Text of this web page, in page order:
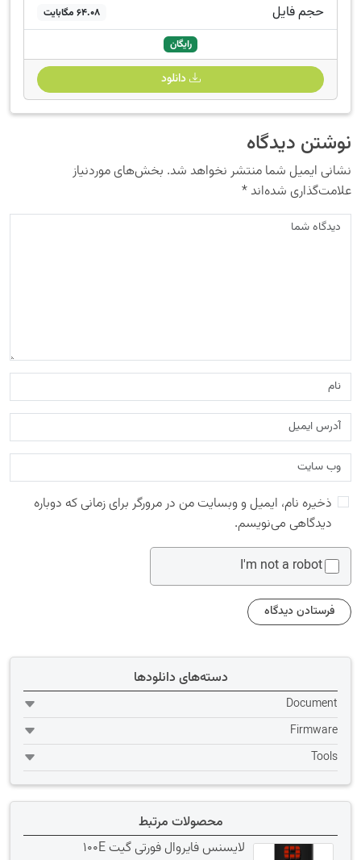
حجم فایل 64.08 مگابایت
رایگان
دانلود
نوشتن دیدگاه
نشانی ایمیل شما منتشر نخواهد شد. بخش‌های موردنیاز
علامت‌گذاری شده‌اند*
ذخیره نام، ایمیل و وبسایت من در مرورگر برای زمانی که دوباره
دیدگاهی می‌نویسم.
I'm not a robot
دسته‌های دانلودها
Document
Firmware
Tools
محصولات مرتبط
لایسنس فایروال فورتی گیت 100E